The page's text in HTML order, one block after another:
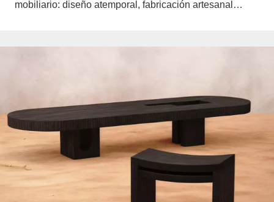
mobiliario: diseño atemporal, fabricación artesanal…